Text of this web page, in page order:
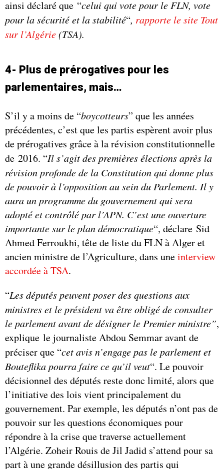
ainsi déclaré que “celui qui vote pour le FLN, vote
pour la sécurité et la stabilité“, rapporte le site Tout
sur l’Algérie(TSA).
4- Plus de prérogatives pour les
parlementaires, mais…
S’il y a moins de “boycotteurs” que les années
précédentes, c’est que les partis espèrent avoir plus
de prérogatives grâce à la révision constitutionnelle
de 2016. “Il s’agit des premières élections après la
révision profonde de la Constitution qui donne plus
de pouvoir à l’opposition au sein du Parlement. Il y
aura un programme du gouvernement qui sera
adopté et contrôlé par l’APN. C’est une ouverture
importante sur le plan démocratique“, déclare Sid
Ahmed Ferroukhi, tête de liste du FLN à Alger et
ancien ministre de l’Agriculture, dans uneinterview
accordée à TSA.
“Les députés peuvent poser des questions aux
ministres et le président va être obligé de consulter
le parlement avant de désigner le Premier ministre”,
explique le journaliste Abdou Semmar avant de
préciser que “cet avis n’engage pas le parlement et
Bouteflika pourra faire ce qu’il veut“. Le pouvoir
décisionnel des députés reste donc limité, alors que
l’initiative des lois vient principalement du
gouvernement. Par exemple, les députés n’ont pas de
pouvoir sur les questions économiques pour
répondre à la crise que traverse actuellement
l’Algérie. Zoheir Rouis de Jil Jadid s’attend pour sa
part à une grande désillusion des partis qui